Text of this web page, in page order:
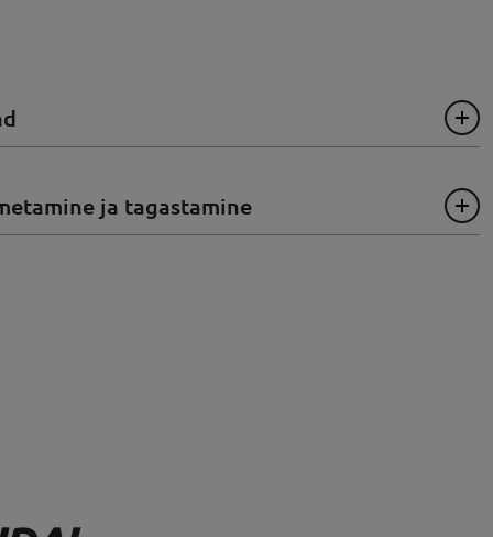
ja tagastamine